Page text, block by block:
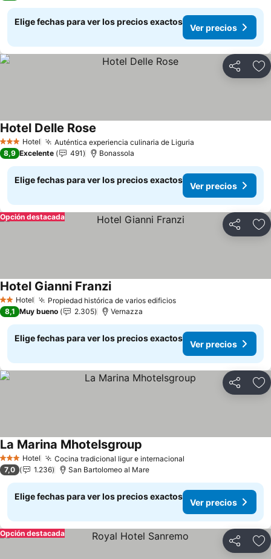
Elige fechas para ver los precios exactos
Ver precios
Compartir
3 Estrellas
Hotel Auténtica experiencia culinaria de Liguria
Hotel Delle Rose
8,9 Excelente 491 Bonassola
Elige fechas para ver los precios exactos
Ver precios
Compartir
Opción destacada
2 Estrellas
Hotel Propiedad histórica de varios edificios
Hotel Gianni Franzi
8,1 Muy bueno 2.305 Vernazza
Elige fechas para ver los precios exactos
Ver precios
Compartir
3 Estrellas
Hotel Cocina tradicional ligur e internacional
La Marina Mhotelsgroup
7,0 1.236 San Bartolomeo al Mare
Elige fechas para ver los precios exactos
Ver precios
Compartir
Opción destacada